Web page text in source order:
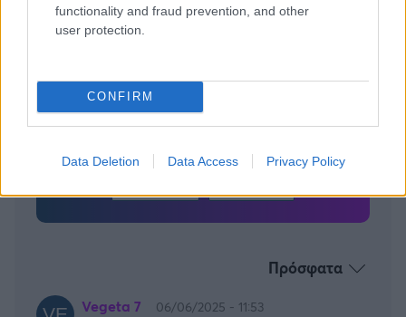
functionality and fraud prevention, and other
user protection.
CONFIRM
Data Deletion Data Access Privacy Policy
Για να προσθέσεις το σχόλιο
σου πρέπει να συνδεθείς
στο my gazzetta!
Πρόσφατα
Vegeta 7
06/06/2025 - 11:53